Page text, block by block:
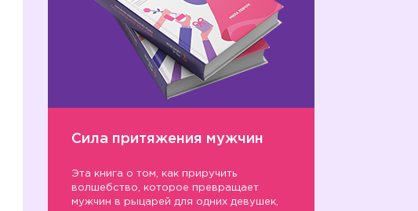
Сила притяжения мужчин
Эта книга о том, как приручить
волшебство, которое превращает
мужчин в рыцарей для одних девушек,